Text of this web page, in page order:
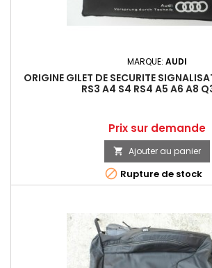
MARQUE: AUDI
ORIGINE GILET DE SECURITE
RS3 A4 S4 RS4 A5 A6 A8
Prix
Prix sur demande
 Ajouter au panier
 Rupture de stock